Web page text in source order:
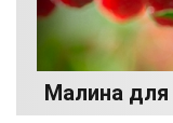
Малина для